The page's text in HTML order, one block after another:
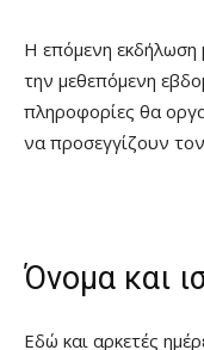
Η επόμενη εκδήλωση
την μεθεπόμενη
πληροφορίες θα
να προσεγγίζουν
Όνομα και
Εδώ και αρκετές